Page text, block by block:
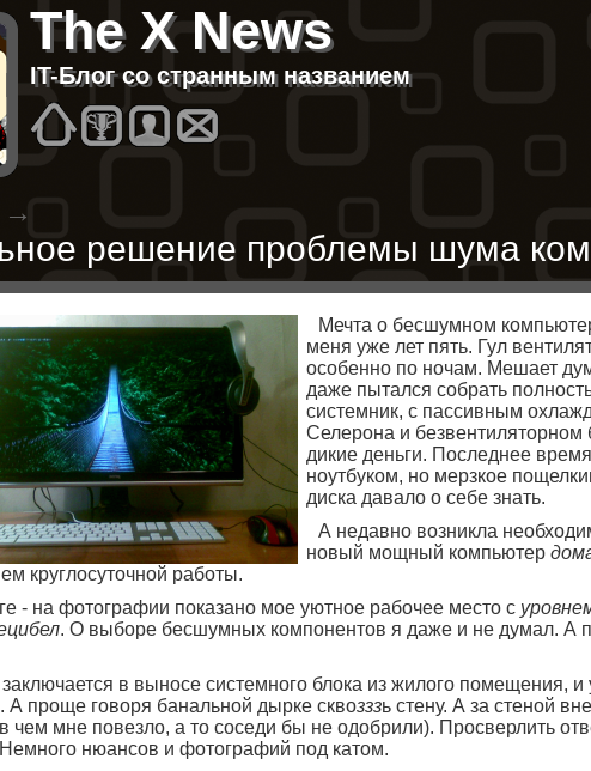
The X News
IT-Блог со странным названием
Homes
BestAbout
→
решение проблемы шума
Мечта о бесшумном
меня уже лет пять. Гул
особенно по ночам. Мешает
даже пытался собрать
системник, с пассивным
Селерона и безвентиляторном
дикие деньги. Последнее
ноутбуком, но мерзкое
диска давало о себе знать.
А недавно возникла
новый мощный компьютер
круглосуточной работы.
- на фотографии показано мое уютное рабочее место с
. О выборе бесшумных компонентов я даже и не думал. А
в выносе системного блока из жилого помещения, и
А проще говоря банальной дырке сквозззь стену. А за стеной
чем мне повезло, а то соседи бы не одобрили). Просверлить
Немного нюансов и фотографий под катом.